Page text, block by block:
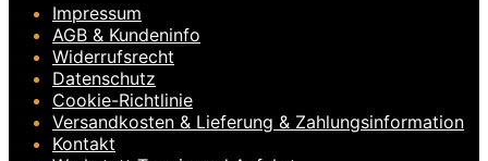
Impressum
AGB & Kundeninfo
Widerrufsrecht
Datenschutz
Cookie-Richtlinie
Versandkosten & Lieferung & Zahlungsinformation
Kontakt